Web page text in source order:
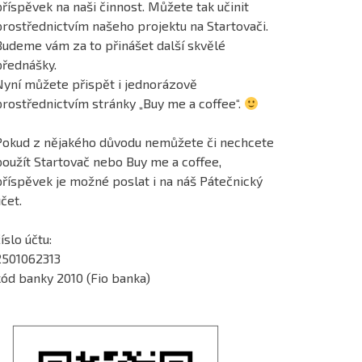
na naši činnost. Můžete tak učinit
našeho projektu na Startovači.
vám za to přinášet další skvělé
můžete přispět i jednorázově
stránky „Buy me a coffee“.
z nějakého důvodu nemůžete či nechcete
Startovač nebo Buy me a coffee,
je možné poslat i na náš Pátečnický
účtu:
banky 2010 (Fio banka)